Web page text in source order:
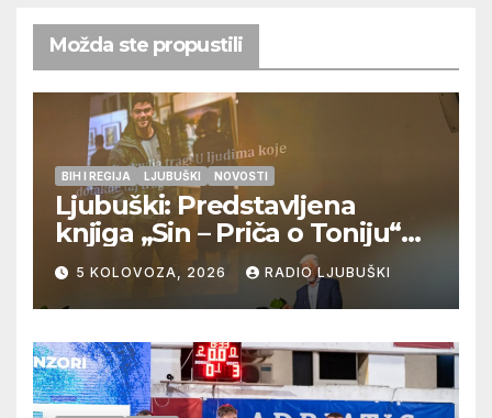
Možda ste propustili
BIH I REGIJA LJUBUŠKI NOVOSTI
Ljubuški: Predstavljena
knjiga „Sin – Priča o Toniju“
dr. sc. Zdenka Hercega
5 KOLOVOZA, 2026 RADIO LJUBUŠKI